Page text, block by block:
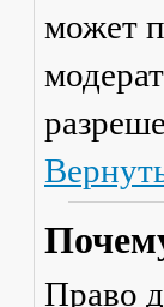
может
Право